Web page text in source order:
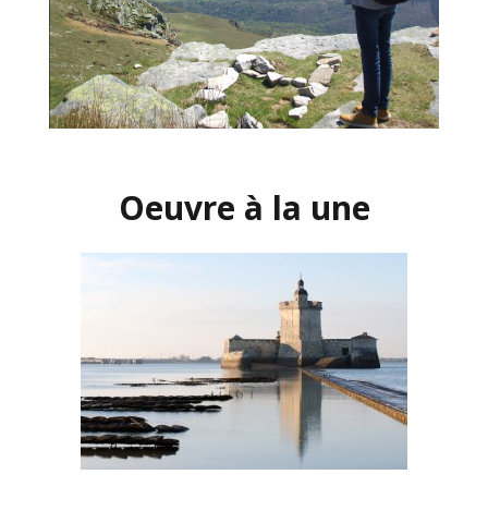
Oeuvre à la une